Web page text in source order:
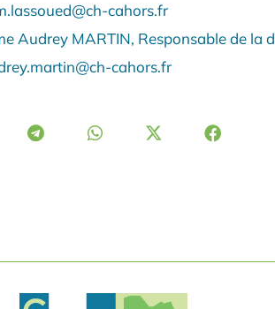
cahors.fr
Audrey MARTIN, Responsable de la
cahors.fr